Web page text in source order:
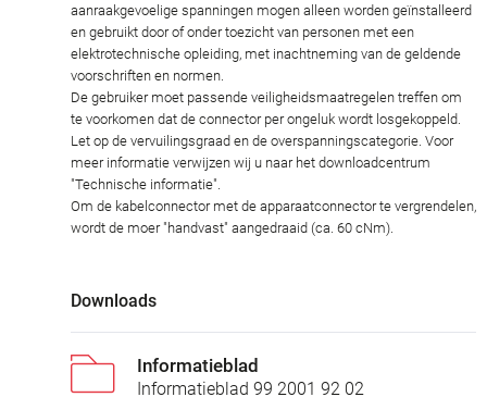
aanraakgevoelige spanningen mogen alleen worden geïnstalleerd
en gebruikt door of onder toezicht van personen met een
elektrotechnische opleiding, met inachtneming van de geldende
voorschriften en normen.
De gebruiker moet passende veiligheidsmaatregelen treffen om
te voorkomen dat de connector per ongeluk wordt losgekoppeld.
Let op de vervuilingsgraad en de overspanningscategorie. Voor
meer informatie verwijzen wij u naar het downloadcentrum
"Technische informatie".
Om de kabelconnector met de apparaatconnector te vergrendelen,
wordt de moer "handvast" aangedraaid (ca. 60 cNm).
Downloads
Informatieblad
Informatieblad 99 2001 92 02